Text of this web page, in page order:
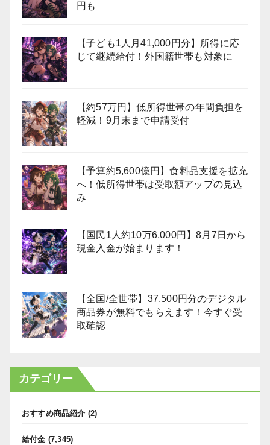
円も
【子ども1人月41,000円分】所得に応
じて継続給付！外国籍世帯も対象に
【約57万円】低所得世帯の年間負担を
軽減！9月末まで申請受付
【予算約5,600億円】食料品支援を拡充
へ！低所得世帯は受取額アップの見込
み
【国民1人約10万6,000円】8月7日から
現金入金が始まります！
【全国/全世帯】37,500円分のデジタル
商品券が無料でもらえます！今すぐ受
取確認
カテゴリー
おすすめ商品紹介 (2)
給付金 (7,345)